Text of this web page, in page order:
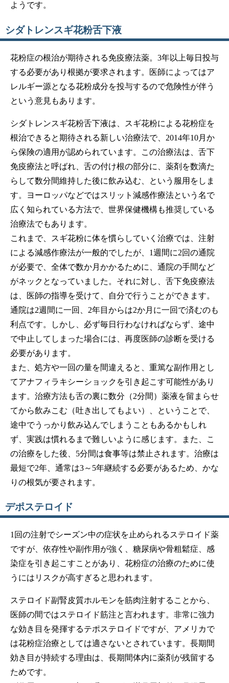
ようです。
シダトレンスギ花粉舌下液
花粉症の根治が期待される免疫療法薬。3年以上毎日投与
する必要があり根拠が要求されます。医師によってはア
レルギー源となる花粉成分を投与するので危険性が伴う
という意見もあります。
シダトレンスギ花粉舌下液は、スギ花粉による花粉症を
根治できると期待される新しい治療法で、2014年10月か
ら保険の適用が認められています。この治療法は、舌下
免疫療法と呼ばれ、舌の付け根の部分に、薬剤を数滴た
らして数分間維持した後に飲み込む、という服用をしま
す。ヨーロッパなどではスリット減感作療法という名で
広く知られている方法で、世界保健機構も推奨している
治療法でもあります。
これまで、スギ花粉に体を慣らしていく治療では、注射
による減感作療法が一般的でしたが、1週間に2回の通院
が必要で、全体で数か月かかるために、通院の手間など
がネックとなっていました。それに対し、舌下免疫療法
は、医師の指導を受けて、自分で行うことができます。
通院は2週間に一回、2年目からは2か月に一回で済むのも
利点です。しかし、必ず毎日行わなければならず、途中
で中止してしまった場合には、再度医師の診断を受ける
必要があります。
また、処方や一回の量を間違えると、重篤な副作用とし
てアナフィラキシーショックを引き起こす可能性があり
ます。治療方法も舌の裏に数分（2分間）薬液を留まらせ
てから飲みこむ（吐き出してもよい）、ということで、
途中でうっかり飲み込んでしまうこともあるかもしれ
ず、実践は慣れるまで難しいように感じます。また、こ
の治療をした後、5分間は食事等は禁止されます。治療は
最短で2年、通常は3～5年継続する必要があるため、かな
りの根気が要されます。
デポステロイド
1回の注射でシーズン中の症状を止められるステロイド薬
ですが、依存性や副作用が強く、糖尿病や骨粗鬆症、感
染症を引き起こすことがあり、花粉症の治療のために使
うにはリスクが高すぎると思われます。
ステロイド副腎皮質ホルモンを筋肉注射することから、
医師の間ではステロイド筋注と言われます。非常に強力
な効き目を発揮するテポステロイドですが、アメリカで
は花粉症治療としては適さないとされています。長期間
効き目が持続する理由は、長期間体内に薬剤が残留する
ためです。